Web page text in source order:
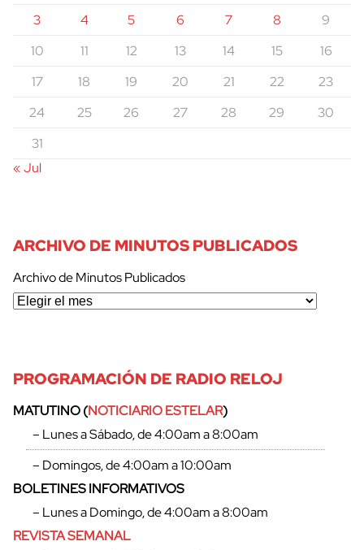
3
4 5 6 7 8
9
10
11 12 13 14 15
16
17
18 19 20 21 22
23
24
25 26 27 28 29
30
31
« Jul
ARCHIVO DE MINUTOS PUBLICADOS
Archivo de Minutos Publicados
PROGRAMACIÓN DE RADIO RELOJ
MATUTINO (NOTICIARIO ESTELAR)
– Lunes a Sábado, de 4:00am a 8:00am
– Domingos, de 4:00am a 10:00am
BOLETINES INFORMATIVOS
– Lunes a Domingo, de 4:00am a 8:00am
REVISTA SEMANAL